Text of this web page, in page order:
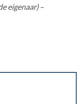
eigenaar) –